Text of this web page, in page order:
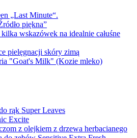
„Last Minute“.
piękna”
wskazówek na idealnie całuśne
pielęgnacji skóry zimą
"Goat's Milk" (Kozie mleko)
rąk Super Leaves
Excite
z olejkiem z drzewa herbacianego